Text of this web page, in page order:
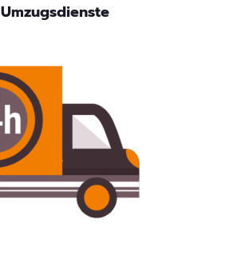
Umzugsdienste